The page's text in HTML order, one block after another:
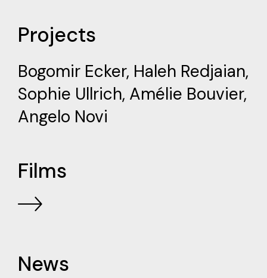
Projects
Bogomir Ecker, Haleh Redjaian,
Sophie Ullrich, Amélie Bouvier,
Angelo Novi
Films
News